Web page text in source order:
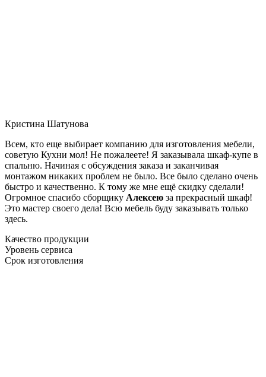
Кристина Шатунова
Всем, кто еще выбирает компанию для изготовления мебели,
советую Кухни мол! Не пожалеете! Я заказывала шкаф-купе в
спальню. Начиная с обсуждения заказа и заканчивая
монтажом никаких проблем не было. Все было сделано очень
быстро и качественно. К тому же мне ещё скидку сделали!
Огромное спасибо сборщику Алексею за прекрасный шкаф!
Это мастер своего дела! Всю мебель буду заказывать только
здесь.
Качество продукции
Уровень сервиса
Срок изготовления